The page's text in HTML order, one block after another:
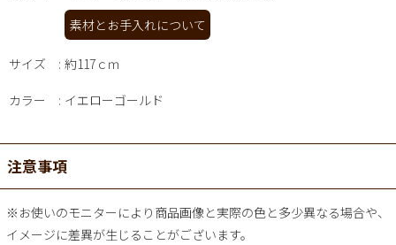
素材とお手入れについて
サイズ 約117ｃｍ
カラー イエローゴールド
注意事項
※お使いのモニターにより商品画像と実際の色と多少異なる場合や、
イメージに差異が生じることがございます。